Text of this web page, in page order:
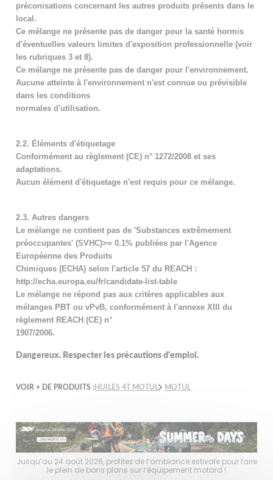
préconisations concernant les autres produits présents dans le
local.
Ce mélange ne présente pas de danger pour la santé hormis
d'éventuelles valeurs limites d'exposition professionnelle (voir
les rubriques 3 et 8).
Ce mélange ne présente pas de danger pour l'environnement.
Aucune atteinte à l'environnement n'est connue ou prévisible
dans les conditions
normales d'utilisation.
2.2. Éléments d'étiquetage
Conformément au règlement (CE) n° 1272/2008 et ses
adaptations.
Aucun élément d'étiquetage n'est requis pour ce mélange.
2.3. Autres dangers
Le mélange ne contient pas de 'Substances extrêmement
préoccupantes' (SVHC)>= 0.1% publiées par l'Agence
Européenne des Produits
Chimiques (ECHA) selon l'article 57 du REACH :
http://echa.europa.eu/fr/candidate-list-table
Le mélange ne répond pas aux critères applicables aux
mélanges PBT ou vPvB, conformément à l'annexe XIII du
règlement REACH (CE) n°
1907/2006.
Dangereux. Respecter les précautions d'emploi.
VOIR + DE PRODUITS :HUILES 4T MOTUL MOTUL
Jusqu’au 24 août 2026, profitez de l’ambiance estivale pour faire
le plein de bons plans sur l’équipement motard !